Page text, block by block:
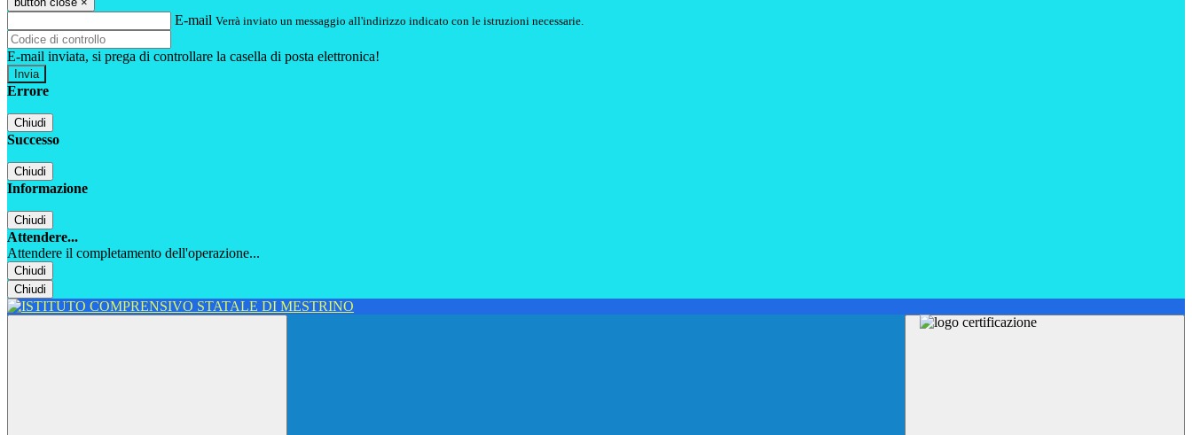
E-mail Verrà inviato un messaggio all'indirizzo indicato con le istruzioni necessarie.
E-mail inviata, si prega di controllare la casella di posta elettronica!
Errore
Chiudi
Successo
Chiudi
Informazione
Chiudi
Attendere...
Attendere il completamento dell'operazione...
Chiudi
Chiudi